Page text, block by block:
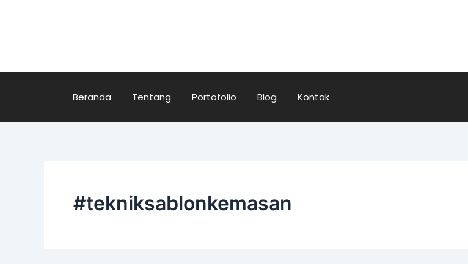
Beranda Tentang Portofolio Blog Kontak
#tekniksablonkemasan